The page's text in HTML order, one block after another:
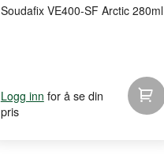
Soudafix VE400-SF Arctic 280ml
Logg inn for å se din
pris